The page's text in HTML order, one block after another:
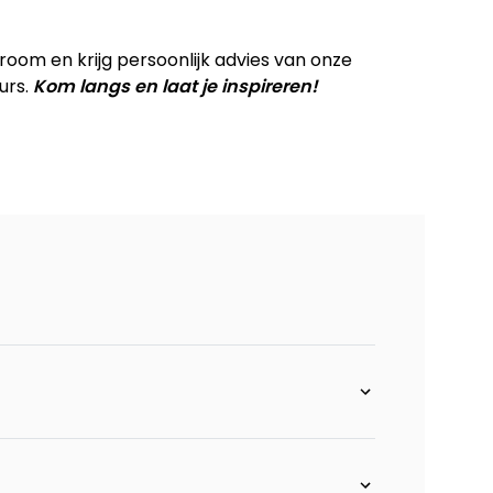
90 cm
en krijg persoonlijk advies van onze
Kom langs en laat je inspireren!